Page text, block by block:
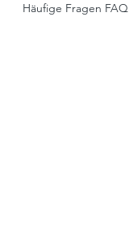
Häufige Fragen FAQ